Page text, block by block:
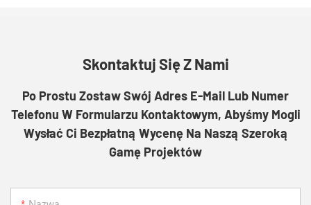
Skontaktuj Się Z Nami
Po Prostu Zostaw Swój Adres E-Mail Lub Numer
Telefonu W Formularzu Kontaktowym, Abyśmy Mogli
Wysłać Ci Bezpłatną Wycenę Na Naszą Szeroką
Gamę Projektów